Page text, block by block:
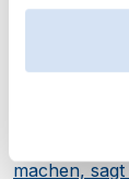
machen,